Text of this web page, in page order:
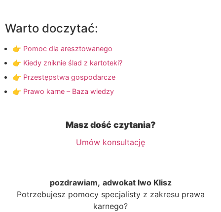
Warto doczytać:
👉 Pomoc dla aresztowanego
👉 Kiedy zniknie ślad z kartoteki?
👉 Przestępstwa gospodarcze
👉 Prawo karne – Baza wiedzy
Masz dość czytania?
Umów konsultację
pozdrawiam, adwokat Iwo Klisz
Potrzebujesz pomocy specjalisty z zakresu prawa
karnego?